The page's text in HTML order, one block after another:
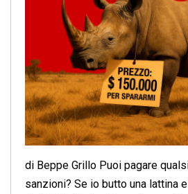
di Beppe Grillo Puoi pagare
sanzioni? Se io butto una lattina